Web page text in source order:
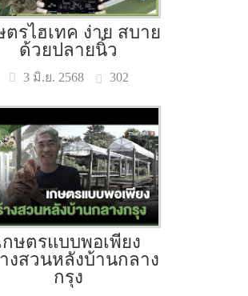
ตรไฮเทค ง่าย สบาย
ด้วยปลายนิ้ว
3 มิ.ย. 2568 302
กษตรแบบพอเพียง
งสวนหลังบ้านกลาง
กรุง